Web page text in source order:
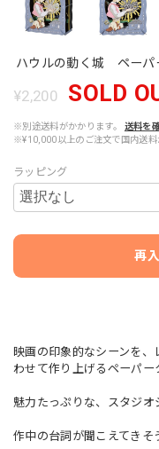
ハウルの動く城 ペーパ
¥2,200 SOLD
※別途送料がかかります。
送料を
※¥10,000以上のご注文で国内送料
ラッピング
再
映画の印象的なシーンを
わせて作り上げるペーパー
魅力たっぷりな、スタジオ
作中の台詞が聞こえてき